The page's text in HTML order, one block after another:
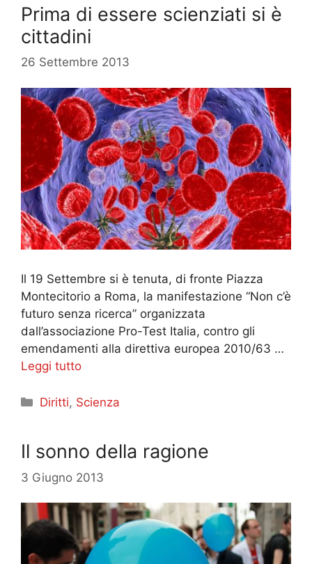
Prima di essere scienziati si è
cittadini
26 Settembre 2013
Il 19 Settembre si è tenuta, di fronte Piazza
Montecitorio a Roma, la manifestazione “Non c’è
futuro senza ricerca” organizzata
dall’associazione Pro-Test Italia, contro gli
emendamenti alla direttiva europea 2010/63 …
Leggi tutto
Categorie
Diritti, Scienza
Il sonno della ragione
3 Giugno 2013